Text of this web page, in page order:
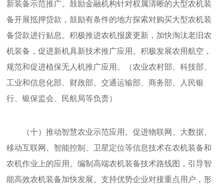
新装备示范推广。鼓励金融机构针对权属清晰的大型农机装
备开展抵押贷款，鼓励有条件的地方探索对购买大型农机装
备贷款进行贴息。积极推进农机报废更新，加快淘汰老旧农
机装备，促进新机具新技术推广应用。积极发展农用航空，
规范和促进植保无人机推广应用。（农业农村部、科技部、
工业和信息化部、财政部、交通运输部、商务部、人民银
行、银保监会、民航局等负责）
（十）推动智慧农业示范应用。促进物联网、大数据、
移动互联网、智能控制、卫星定位等信息技术在农机装备和
农机作业上的应用。编制高端农机装备技术路线图，引导智
能高效农机装备加快发展。支持优势企业对接重点用户，形